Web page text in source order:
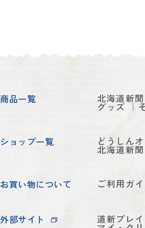
商品一覧 北海道新
グッズ
ショップ一覧 どうしん
北海道新
お買い物について ご利用ガ
外部サイト 道新プレ